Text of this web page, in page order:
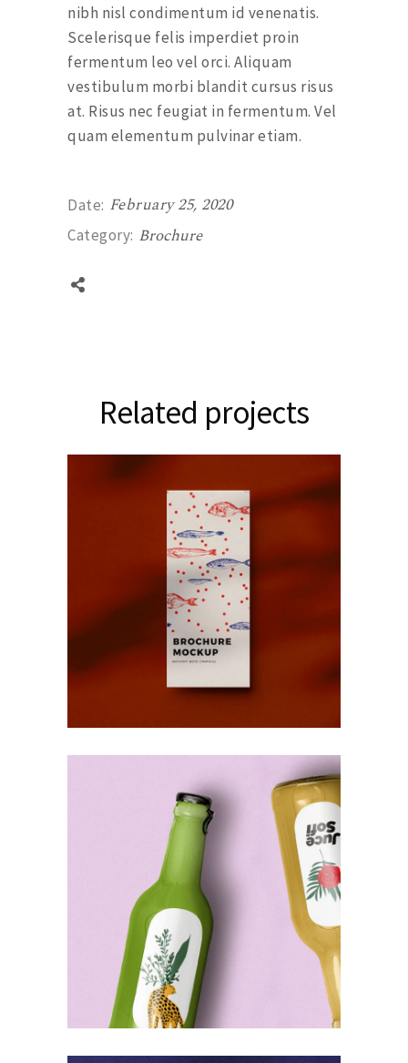
nibh nisl condimentum id venenatis.
Scelerisque felis imperdiet proin
fermentum leo vel orci. Aliquam
vestibulum morbi blandit cursus risus
at. Risus nec feugiat in fermentum. Vel
quam elementum pulvinar etiam.
Date: February 25, 2020
Category: Brochure
Related projects